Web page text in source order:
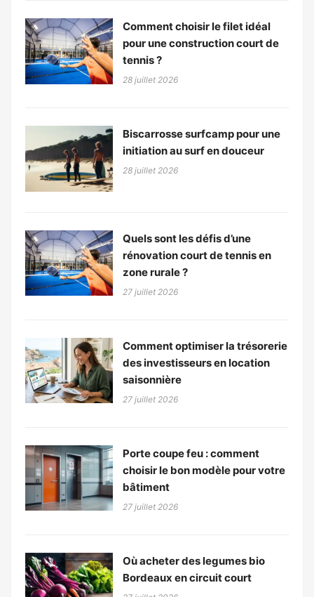
Comment choisir le filet idéal
pour une construction court de
tennis ?
28 juillet 2026
Biscarrosse surfcamp pour une
initiation au surf en douceur
28 juillet 2026
Quels sont les défis d’une
rénovation court de tennis en
zone rurale ?
27 juillet 2026
Comment optimiser la trésorerie
des investisseurs en location
saisonnière
27 juillet 2026
Porte coupe feu : comment
choisir le bon modèle pour votre
bâtiment
27 juillet 2026
Où acheter des legumes bio
Bordeaux en circuit court